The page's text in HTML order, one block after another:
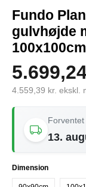
Fundo
gulvhøjde
100x100cm
4.559,39 kr. ekskl.
13.
Vælg
Dimension